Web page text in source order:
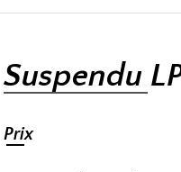
Suspendu
Prix